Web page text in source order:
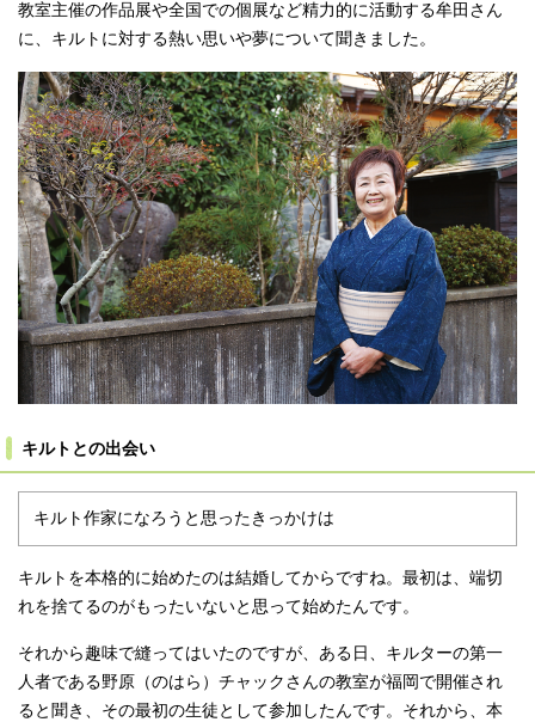
教室主催の作品展や全国での個展など精力的に活動する牟田さん
に、キルトに対する熱い思いや夢について聞きました。
キルトとの出会い
キルト作家になろうと思ったきっかけは
キルトを本格的に始めたのは結婚してからですね。最初は、端切
れを捨てるのがもったいないと思って始めたんです。
それから趣味で縫ってはいたのですが、ある日、キルターの第一
人者である野原（のはら）チャックさんの教室が福岡で開催され
ると聞き、その最初の生徒として参加したんです。それから、本